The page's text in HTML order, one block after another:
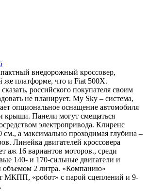
внедорожный кроссовер,
же платформе, что и Fiat 500X.
российского покупателя своим
не планирует. My Sky – система,
опциональное оснащение автомобиля
крыши. Панели могут смещаться
электропривода. Клиренс
см., а максимально проходимая глубина –
Линейка двигателей кроссовера
аж 16 вариантов моторов., среди
140- и 170-сильные двигатели и
объемом 2 литра. «Компанию»
МКПП, «робот» с парой сцеплений и 9-